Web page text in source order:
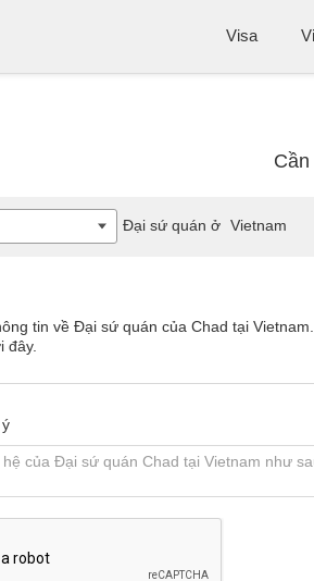
Visa
tin về Đại sứ quán của Chad tại
đây.
Đại sứ quán ở Vietnam